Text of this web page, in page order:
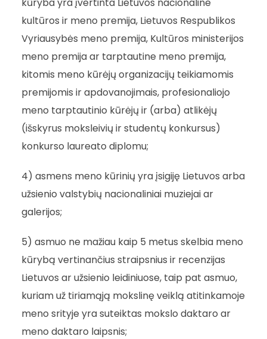
kultūros ir meno premija, Lietuvos Respublikos
Vyriausybės meno premija, Kultūros ministerijos
meno premija ar tarptautine meno premija,
kitomis meno kūrėjų organizacijų teikiamomis
premijomis ir apdovanojimais, profesionaliojo
meno tarptautinio kūrėjų ir (arba) atlikėjų
(išskyrus moksleivių ir studentų konkursus)
konkurso laureato diplomu;
4) asmens meno kūrinių yra įsigiję Lietuvos arba
užsienio valstybių nacionaliniai muziejai ar
galerijos;
5) asmuo ne mažiau kaip 5 metus skelbia meno
kūrybą vertinančius straipsnius ir recenzijas
Lietuvos ar užsienio leidiniuose, taip pat asmuo,
kuriam už tiriamąją mokslinę veiklą atitinkamoje
meno srityje yra suteiktas mokslo daktaro ar
meno daktaro laipsnis;